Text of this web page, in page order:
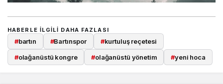
HABERLE ILGILI DAHA FAZLASI
#bartın #Bartınspor #kurtuluş reçetesi
#olağanüstü kongre #olağanüstü yönetim #yeni hoca